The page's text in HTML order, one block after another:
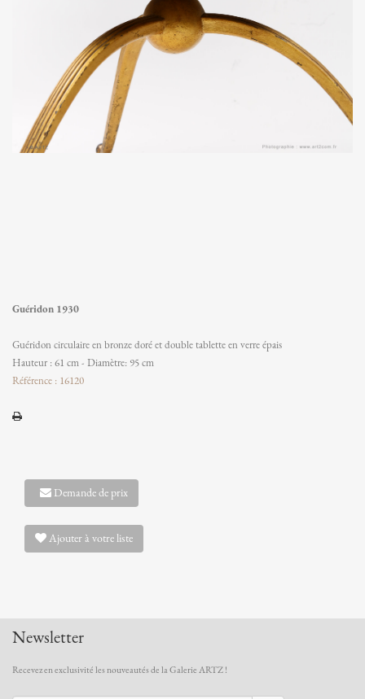
Guéridon 1930
Guéridon circulaire en bronze doré et double tablette en verre épais
Hauteur : 61 cm - Diamètre: 95 cm
Référence : 16120
Demande de prix
Ajouter à votre liste
Newsletter
Recevez en exclusivité les nouveautés de la Galerie ARTZ !